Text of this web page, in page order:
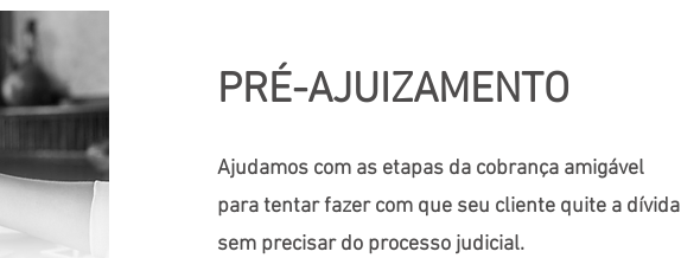
PRÉ-AJUIZAMENTO
Ajudamos com as etapas da cobrança amigável
para tentar fazer com que seu cliente quite a dívida
sem precisar do processo judicial.